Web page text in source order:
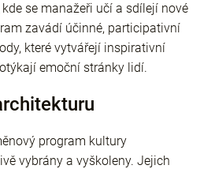
se manažeři učí a sdílejí nové
zavádí účinné, participativní
které vytvářejí inspirativní
emoční stránky lidí.
program kultury
vybrány a vyškoleny. Jejich